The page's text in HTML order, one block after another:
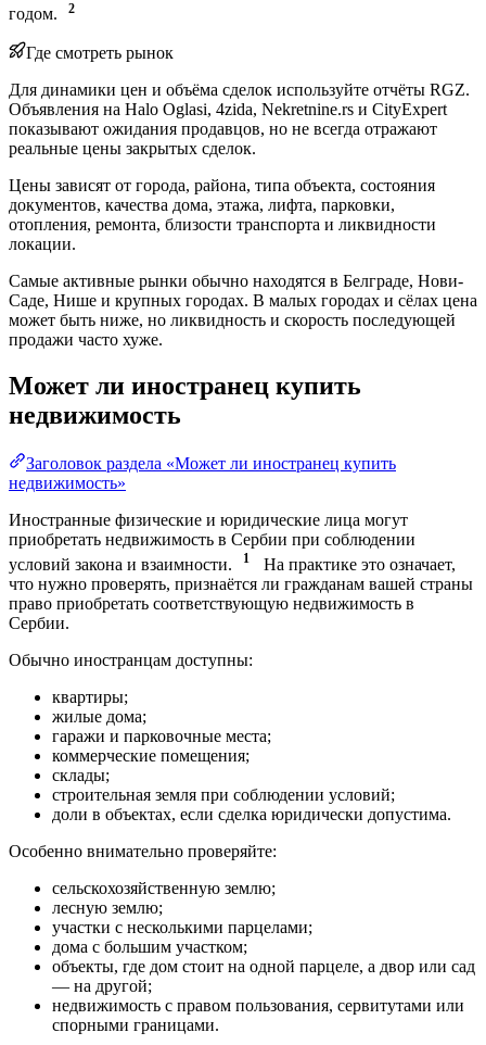
годом.
2
Где смотреть рынок
Для динамики цен и объёма сделок используйте отчёты RGZ.
Объявления на Halo Oglasi, 4zida, Nekretnine.rs и CityExpert
показывают ожидания продавцов, но не всегда отражают
реальные цены закрытых сделок.
Цены зависят от города, района, типа объекта, состояния
документов, качества дома, этажа, лифта, парковки,
отопления, ремонта, близости транспорта и ликвидности
локации.
Самые активные рынки обычно находятся в Белграде, Нови-
Саде, Нише и крупных городах. В малых городах и сёлах цена
может быть ниже, но ликвидность и скорость последующей
продажи часто хуже.
Может ли иностранец купить
недвижимость
Заголовок раздела «Может ли иностранец купить
недвижимость»
Иностранные физические и юридические лица могут
приобретать недвижимость в Сербии при соблюдении
условий закона и взаимности.
1
На практике это означает,
что нужно проверять, признаётся ли гражданам вашей страны
право приобретать соответствующую недвижимость в
Сербии.
Обычно иностранцам доступны:
квартиры;
жилые дома;
гаражи и парковочные места;
коммерческие помещения;
склады;
строительная земля при соблюдении условий;
доли в объектах, если сделка юридически допустима.
Особенно внимательно проверяйте:
сельскохозяйственную землю;
лесную землю;
участки с несколькими парцелами;
дома с большим участком;
объекты, где дом стоит на одной парцеле, а двор или сад
— на другой;
недвижимость с правом пользования, сервитутами или
спорными границами.